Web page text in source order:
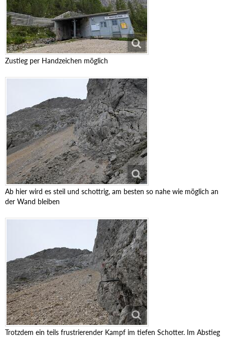
Zustieg per Handzeichen möglich
Ab hier wird es steil und schottrig, am besten so nahe wie möglich an
der Wand bleiben
Trotzdem ein teils frustrierender Kampf im tiefen Schotter. Im Abstieg